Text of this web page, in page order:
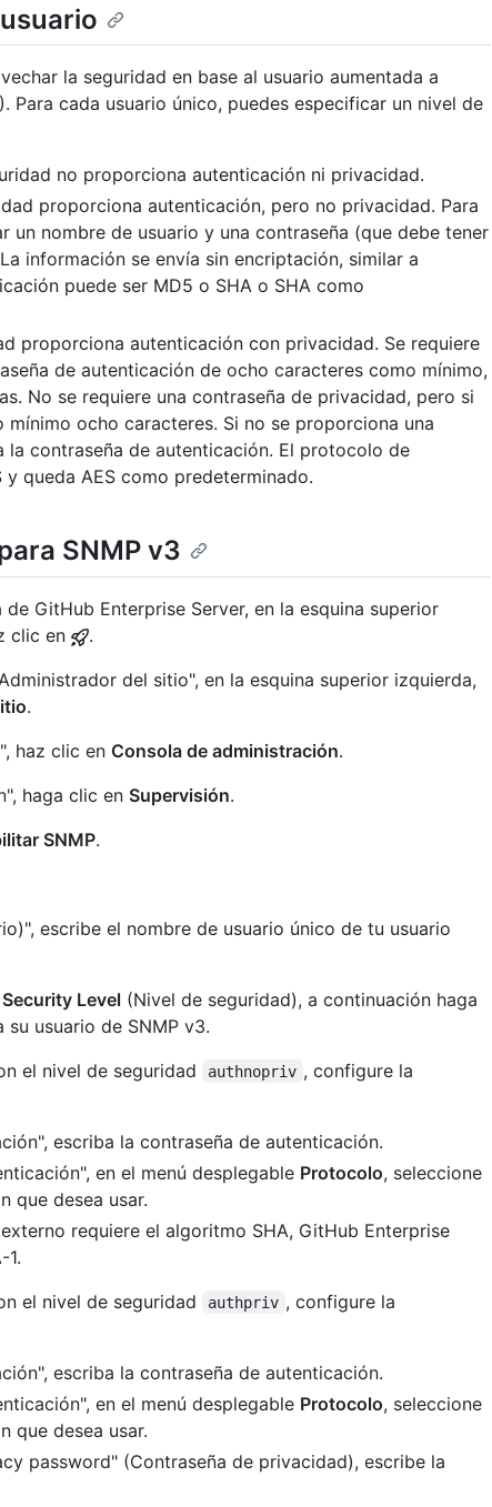
la seguridad en base al usuario aumentada a
Para cada usuario único, puedes especificar un nivel de
no proporciona autenticación ni privacidad.
proporciona autenticación, pero no privacidad. Para
un nombre de usuario y una contraseña (que debe tener
información se envía sin encriptación, similar a
puede ser MD5 o SHA o SHA como
proporciona autenticación con privacidad. Se requiere
de autenticación de ocho caracteres como mínimo,
No se requiere una contraseña de privacidad, pero si
ocho caracteres. Si no se proporciona una
la contraseña de autenticación. El protocolo de
queda AES como predeterminado.
SNMP v3
GitHub Enterprise Server, en la esquina superior
clic en
.
del sitio", en la esquina superior izquierda,
.
haz clic en Consola de administración.
haga clic en Supervisión.
SNMP.
escribe el nombre de usuario único de tu usuario
Security Level (Nivel de seguridad), a continuación haga
usuario de SNMP v3.
el nivel de seguridad
authnopriv , configure la
escriba la contraseña de autenticación.
en el menú desplegable Protocolo, seleccione
que desea usar.
requiere el algoritmo SHA, GitHub Enterprise
1.
el nivel de seguridad
authpriv , configure la
escriba la contraseña de autenticación.
en el menú desplegable Protocolo, seleccione
que desea usar.
password" (Contraseña de privacidad), escribe la